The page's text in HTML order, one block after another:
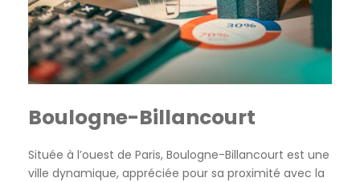
Boulogne-Billancourt
Située à l’ouest de Paris, Boulogne-Billancourt est une
ville dynamique, appréciée pour sa proximité avec la